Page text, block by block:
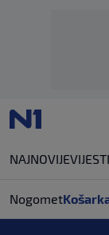
NAJNOVIJEVIJESTI
Nogomet